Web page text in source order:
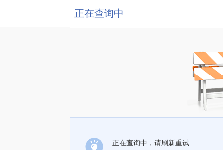
正在查询中
正在查询中，请刷新重试